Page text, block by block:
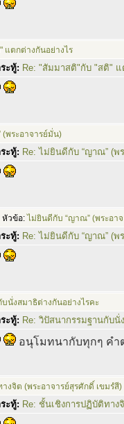
แตกต่างกันอย่างไร
ะทู้: Re: "สัมมาสติ"กับ "สติ" แ
พระอาจารย์มั่น)
ะทู้: Re: ไม่ยินดีกับ “ญาณ” (พ
หัวข้อ: ไม่ยินดีกับ “ญาณ” (พระอา
ะทู้: Re: ไม่ยินดีกับ “ญาณ” (พ
นั่งสมาธิต่างกันอย่างไรคะ
ะทู้: Re: วิปัสนากรรมฐานกับนั่
อนุโมทนากับทุกๆ คำ
งจิต (พระอาจารย์สุรศักดิ์ เขมรํสี)
ะทู้: Re: ชั้นเชิงการปฏิบัติทา